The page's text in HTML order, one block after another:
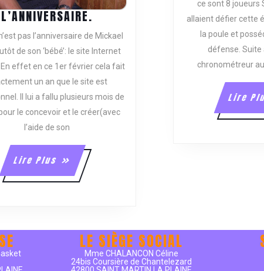
L’ANNIVERSAIRE.L’ANNIVERSAIRE.
pas l’anniversaire de Mickael
de son ‘bébé’: le site Internet
En effet en ce 1er février cela fait
un an que le site est
Il lui a fallu plusieurs mois de
le concevoir et le créer(avec
l’aide de son
Lire Plus
Lire
Plus
ce sont 8 joueurs
allaient défier cette
la poule et
défense. Suite
chronométreur
Lire
LE SIÈGE SOCIAL
Mme CHALANCON Céline
24bis Coursière de Chantelezard